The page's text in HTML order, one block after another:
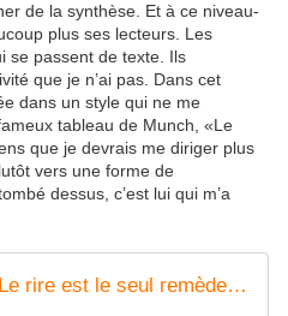
de la synthèse. Et à ce niveau-
plus ses lecteurs. Les
se passent de texte. Ils
que je n’ai pas. Dans cet
dans un style qui ne me
tableau de Munch, «Le
que je devrais me diriger plus
vers une forme de
dessus, c’est lui qui m’a
Interview - Herrmann: "Le rire est le seul remède contre la mort"